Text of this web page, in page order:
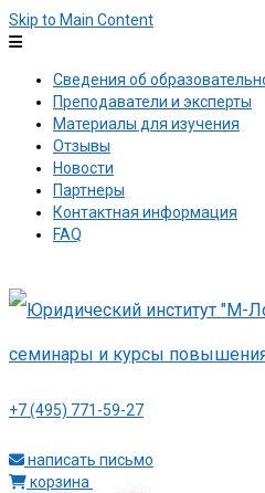
Skip to Main Content
Сведения об
Преподаватели и эксперты
Материалы для изучения
Отзывы
Новости
Партнеры
Контактная информация
FAQ
+7 (495) 771-59-27
написать письмо
корзина